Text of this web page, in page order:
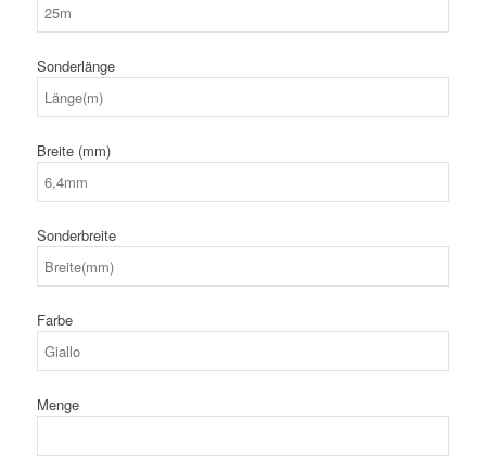
Sonderlänge
Breite (mm)
Sonderbreite
Farbe
Menge